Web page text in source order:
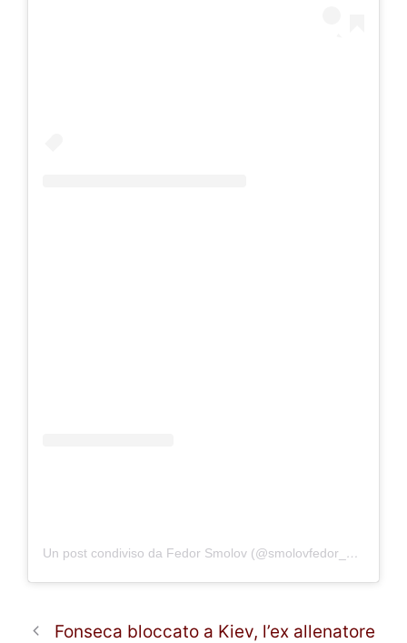
Un post condiviso da Fedor Smolov (@smolovfedor_10)
Fonseca bloccato a Kiev, l’ex allenatore